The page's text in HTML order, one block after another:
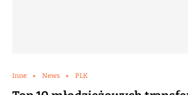
Inne News PLK